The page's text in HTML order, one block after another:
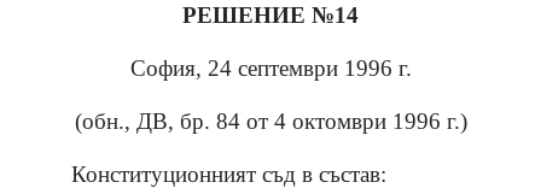
РЕШЕНИЕ №14
София, 24 септември 1996 г.
(обн., ДВ, бр. 84 от 4 октомври 1996 г.)
Конституционният съд в състав: